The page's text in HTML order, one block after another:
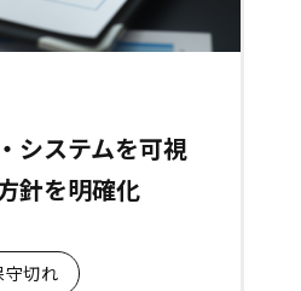
システムを可視
針を明確化
守切れ